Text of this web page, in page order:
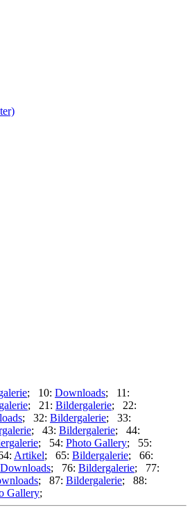
; 10: Downloads; 11:
; 21: Bildergalerie; 22:
; 32: Bildergalerie; 33:
; 43: Bildergalerie; 44:
; 54: Photo Gallery; 55:
Artikel; 65: Bildergalerie; 66:
Downloads; 76: Bildergalerie; 77:
; 87: Bildergalerie; 88:
Gallery;